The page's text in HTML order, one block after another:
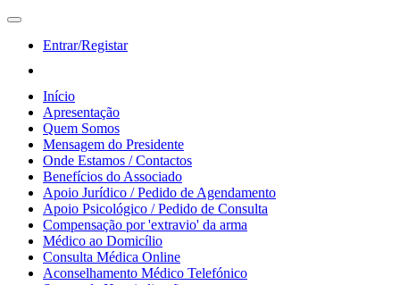
Entrar/Registar
Início
Apresentação
Quem Somos
Mensagem do Presidente
Onde Estamos / Contactos
Benefícios do Associado
Apoio Jurídico / Pedido de Agendamento
Apoio Psicológico / Pedido de Consulta
Compensação por 'extravio' da arma
Médico ao Domicílio
Consulta Médica Online
Aconselhamento Médico Telefónico